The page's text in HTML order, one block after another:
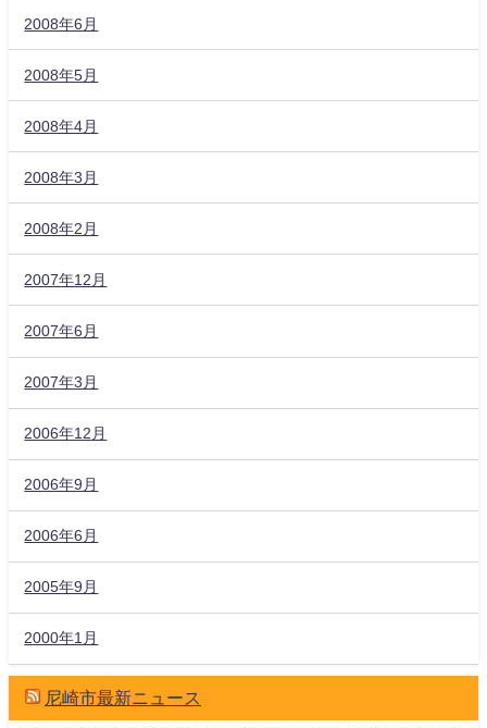
2008年6月
2008年5月
2008年4月
2008年3月
2008年2月
2007年12月
2007年6月
2007年3月
2006年12月
2006年9月
2006年6月
2005年9月
2000年1月
尼崎市最新ニュース